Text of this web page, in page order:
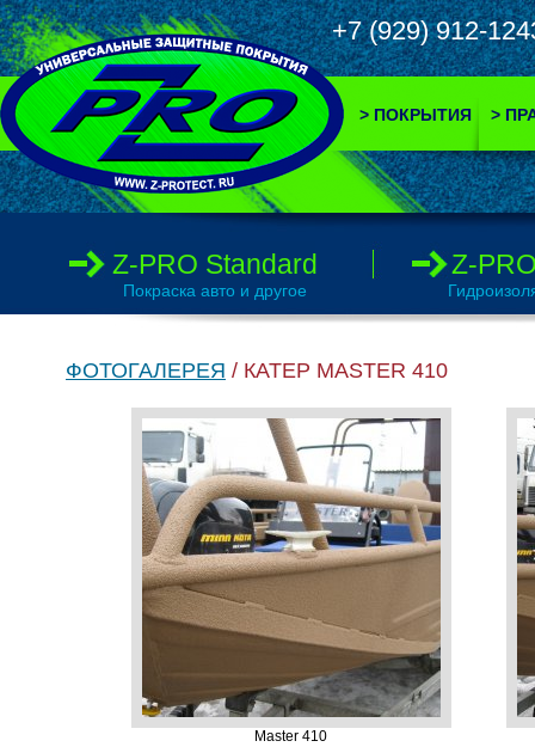
+7 (929) 912-
> ПОКРЫТИЯ >
Z-PRO Standard
Покраска авто и другое
Z-
ФОТОГАЛЕРЕЯ / КАТЕР MASTER 410
Master 410